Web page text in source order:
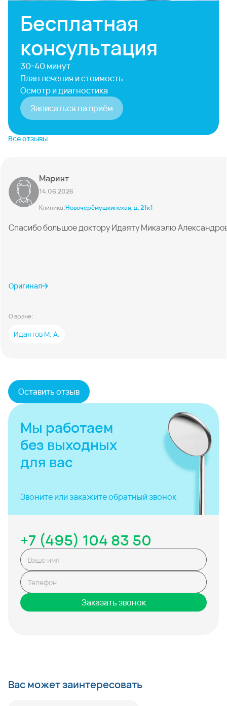
Бесплатная
консультация
30-40 минут
План лечения и стоимость
Осмотр и диагностика
Записаться на приём
Все отзывы
Марият
14.06.2026
Клиника:Новочерёмушкинская, д. 21к1
Спасибо большое доктору Идаяту Микаэлю
Оригинал
О враче:
Идаятов М. А.
Оставить отзыв
Мы работаем
без выходных
для вас
Звоните или закажитеобратный звонок
+7 (495) 104 83 50
Заказать звонок
Вас может заинтересовать